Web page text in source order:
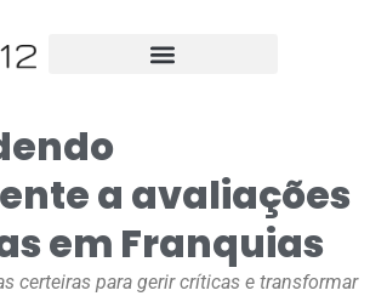
a avaliações
em Franquias
certeiras para gerir críticas e transformar